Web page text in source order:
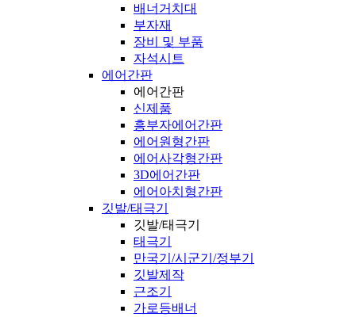
배너거치대
부자재
장비 및 부품
자석시트
에어간판
에어간판
신제품
흥부자에어간판
에어원형간판
에어사각형간판
3D에어간판
에어아치형간판
깃발/태극기
깃발/태극기
태극기
만국기/시군기/정부기
깃발제작
근조기
가로등배너